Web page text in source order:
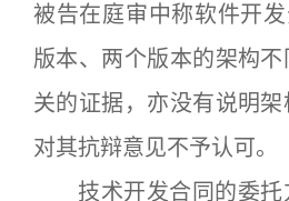
被告在庭审中称软件开
版本、两个版本的架构
关的证据，亦没有说明
对其抗辩意见不予认可。
技术开发合同的委托